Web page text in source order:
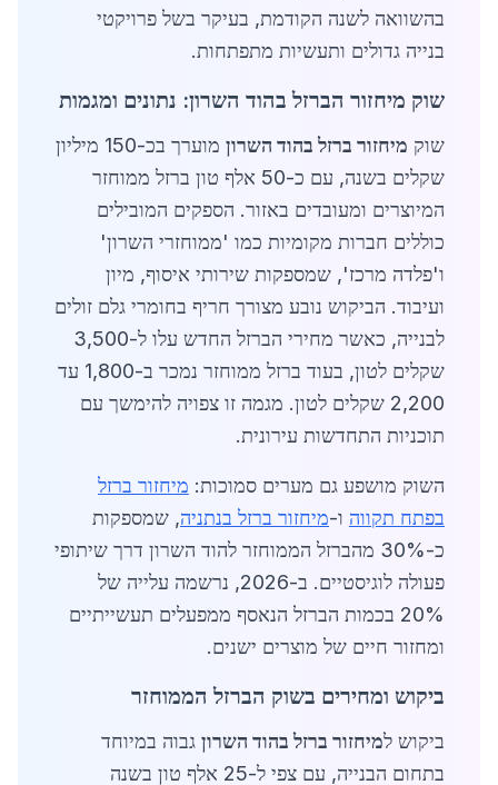
בהשוואה לשנה הקודמת, בעיקר בשל פרויקטי
בנייה גדולים ותעשיות מתפתחות.
שוק מיחזור הברזל בהוד השרון: נתונים ומגמות
שוק מיחזור ברזל בהוד השרון
מוערך בכ-150 מיליון
שקלים בשנה, עם כ-50 אלף טון ברזל ממוחזר
המיוצרים ומעובדים באזור. הספקים המובילים
כוללים חברות מקומיות כמו 'ממוחזרי השרון'
ו'פלדה מרכז', שמספקות שירותי איסוף, מיון
ועיבוד. הביקוש נובע מצורך חריף בחומרי גלם זולים
לבנייה, כאשר מחירי הברזל החדש עלו ל-3,500
שקלים לטון, בעוד ברזל ממוחזר נמכר ב-1,800 עד
2,200 שקלים לטון. מגמה זו צפויה להימשך עם
תוכניות התחדשות עירונית.
השוק מושפע גם מערים סמוכות: מיחזור ברזל
בפתח תקווה ו-מיחזור ברזל בנתניה, שמספקות
כ-30% מהברזל הממוחזר להוד השרון דרך שיתופי
פעולה לוגיסטיים. ב-2026, נרשמה עלייה של
20% בכמות הברזל הנאסף ממפעלים תעשייתיים
ומחזור חיים של מוצרים ישנים.
ביקוש ומחירים בשוק הברזל הממוחזר
ביקוש למיחזור ברזל בהוד השרון גבוה במיוחד
בתחום הבנייה, עם צפי ל-25 אלף טון בשנה